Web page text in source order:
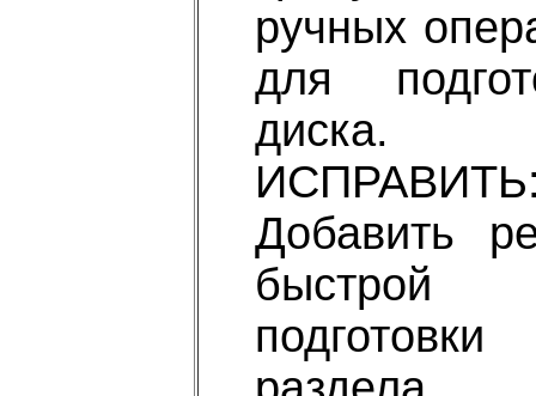
ручных
для
диска.
Добавить
быстрой
подготовки